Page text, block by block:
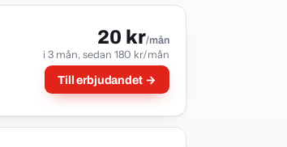
20 kr/mån
i 3 mån, sedan 180 kr/mån
Till erbjudandet →